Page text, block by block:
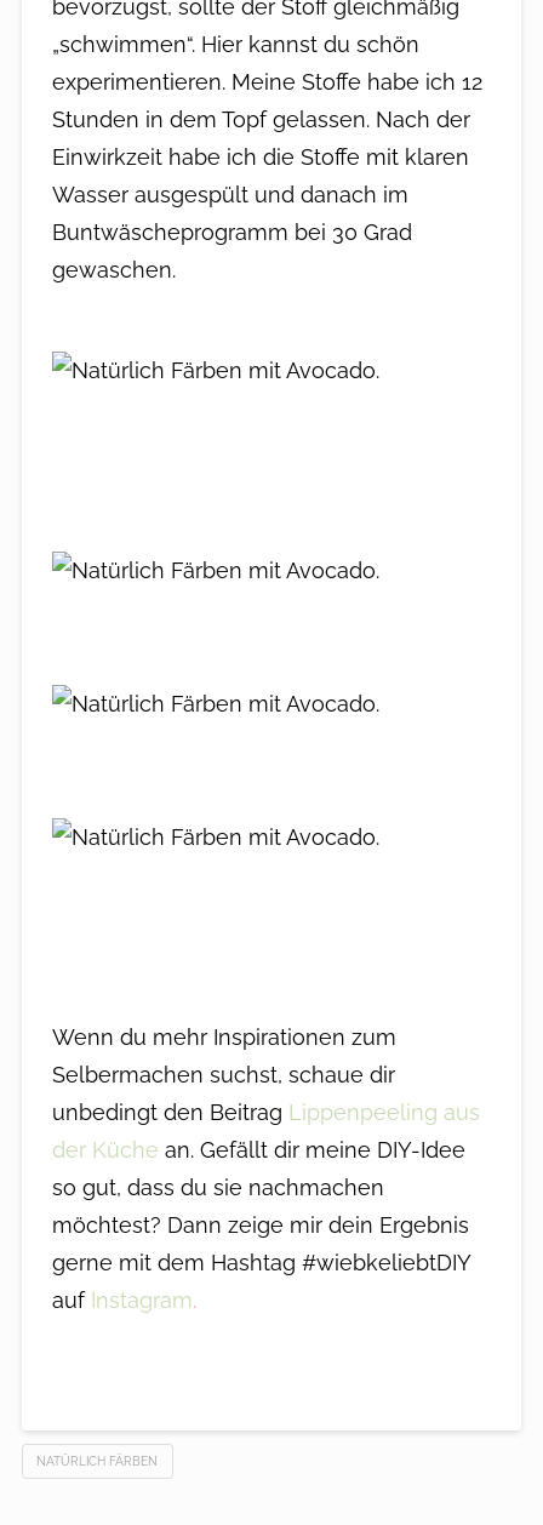
bevorzugst, sollte der Stoff gleichmäßig
„schwimmen“. Hier kannst du schön
experimentieren. Meine Stoffe habe ich 12
Stunden in dem Topf gelassen. Nach der
Einwirkzeit habe ich die Stoffe mit klaren
Wasser ausgespült und danach im
Buntwäscheprogramm bei 30 Grad
gewaschen.
Wenn du mehr Inspirationen zum
Selbermachen suchst, schaue dir
unbedingt den Beitrag Lippenpeeling aus
der Küche an. Gefällt dir meine DIY-Idee
so gut, dass du sie nachmachen
möchtest? Dann zeige mir dein Ergebnis
gerne mit dem Hashtag #wiebkeliebtDIY
auf Instagram.
NATÜRLICH FÄRBEN